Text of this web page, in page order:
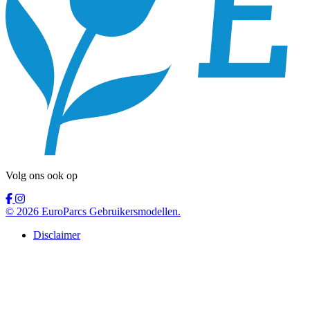
Volg ons ook op
© 2026 EuroParcs Gebruikersmodellen.
Disclaimer